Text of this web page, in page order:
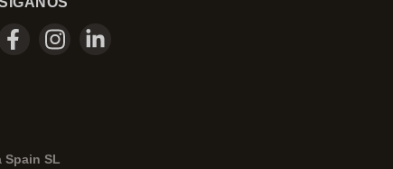
Spain SL